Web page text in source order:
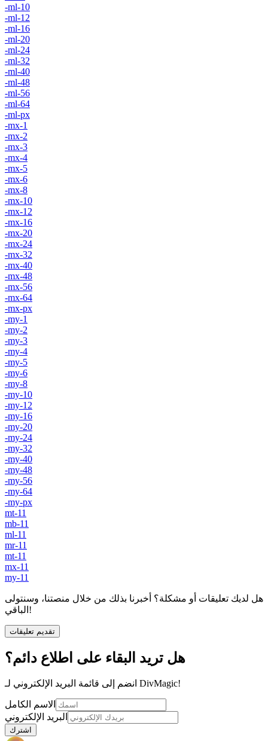
-ml-10
-ml-12
-ml-16
-ml-20
-ml-24
-ml-32
-ml-40
-ml-48
-ml-56
-ml-64
-ml-px
-mx-1
-mx-2
-mx-3
-mx-4
-mx-5
-mx-6
-mx-8
-mx-10
-mx-12
-mx-16
-mx-20
-mx-24
-mx-32
-mx-40
-mx-48
-mx-56
-mx-64
-mx-px
-my-1
-my-2
-my-3
-my-4
-my-5
-my-6
-my-8
-my-10
-my-12
-my-16
-my-20
-my-24
-my-32
-my-40
-my-48
-my-56
-my-64
-my-px
mt-11
mb-11
ml-11
mr-11
mt-11
mx-11
my-11
هل لديك تعليقات أو مشكلة؟ أخبرنا بذلك من خلال منصتنا، وسنتولى
الباقي!
تقديم تعليقات
هل تريد البقاء على اطلاع دائم؟
انضم إلى قائمة البريد الإلكتروني لـ DivMagic!
الاسم الكامل
البريد الإلكتروني
اشترك